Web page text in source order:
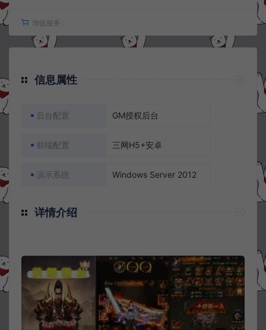
增值服务：
信息属性
后台配置 GM授权后台
前端配置 三网H5+安卓
演示系统 Windows Server 2012
详情介绍